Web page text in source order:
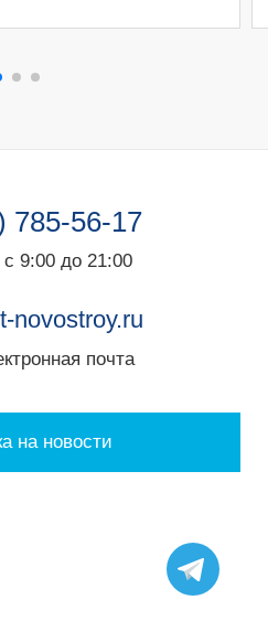
785-56-17
9:00 до 21:00
novostroy.ru
почта
на новости